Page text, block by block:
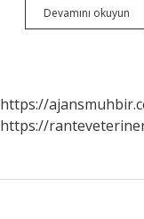
Devamını okuyun
https://
https://